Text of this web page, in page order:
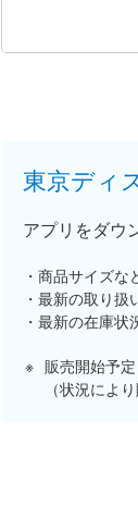
東京ディ
アプリをダウ
商品サイズな
最新の取り扱
最新の在庫状
販売開始予
（状況によ